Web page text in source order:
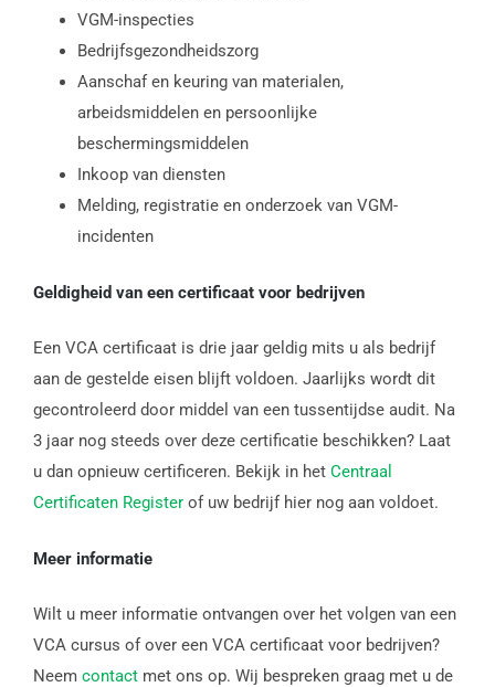
VGM-inspecties
Bedrijfsgezondheidszorg
Aanschaf en keuring van materialen,
arbeidsmiddelen en persoonlijke
beschermingsmiddelen
Inkoop van diensten
Melding, registratie en onderzoek van VGM-
incidenten
Geldigheid van een certificaat voor bedrijven
Een VCA certificaat is drie jaar geldig mits u als bedrijf
aan de gestelde eisen blijft voldoen. Jaarlijks wordt dit
gecontroleerd door middel van een tussentijdse audit. Na
3 jaar nog steeds over deze certificatie beschikken? Laat
u dan opnieuw certificeren. Bekijk in het Centraal
Certificaten Register of uw bedrijf hier nog aan voldoet.
Meer informatie
Wilt u meer informatie ontvangen over het volgen van een
VCA cursus of over een VCA certificaat voor bedrijven?
Neem contact met ons op. Wij bespreken graag met u de